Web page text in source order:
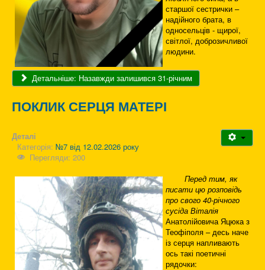
старшої сестрички –
надійного брата, в
односельців - щирої,
світлої, доброзичливої
людини.
Детальніше: Назавжди залишився 31-річним
ПОКЛИК СЕРЦЯ МАТЕРІ
Деталі
Категорія: №7 від 12.02.2026 року
Перегляди: 200
Перед тим, як
писати цю розповідь
про свого 40-річного
сусіда Віталія
Анатолійовича Яцюка з
Теофіполя – десь наче
із серця напливають
ось такі поетичні
рядочки: